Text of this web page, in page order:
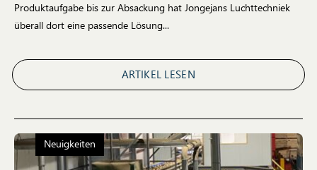
Produktaufgabe bis zur Absackung hat Jongejans Luchttechniek
überall dort eine passende Lösung...
ARTIKEL LESEN
Neuigkeiten